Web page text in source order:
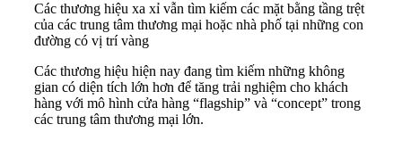
Các thương hiệu xa xỉ vẫn tìm kiếm các mặt bằng tầng trệt
của các trung tâm thương mại hoặc nhà phố tại những con
đường có vị trí vàng
Các thương hiệu hiện nay đang tìm kiếm những không
gian có diện tích lớn hơn để tăng trải nghiệm cho khách
hàng với mô hình cửa hàng “flagship” và “concept” trong
các trung tâm thương mại lớn.